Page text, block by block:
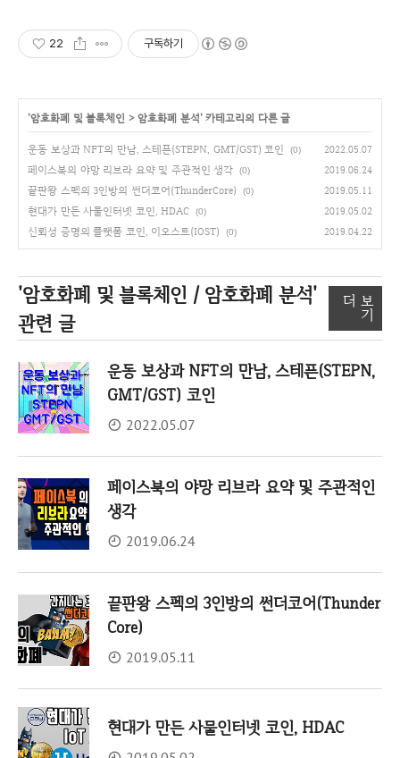
22 구독하기
'암호화폐 및 블록체인 >암호화폐 분석' 카테고리의 다른 글
운동 보상과 NFT의 만남, 스테픈(STEPN, GMT/GST) 코인 (0) 2022.05.07
페이스북의 야망 리브라 요약 및 주관적인 생각 (0) 2019.06.24
끝판왕 스펙의 3인방의 썬더코어(ThunderCore) (0) 2019.05.11
현대가 만든 사물인터넷 코인, HDAC (0) 2019.05.02
신뢰성 증명의 플랫폼 코인, 이오스트(IOST) (0) 2019.04.22
'암호화폐 및 블록체인 / 암호화폐 분석'
관련 글
더 보
기
운동 보상과 NFT의 만남, 스테픈(STEPN,
GMT/GST) 코인
2022.05.07
페이스북의 야망 리브라 요약 및 주관적인
생각
2019.06.24
끝판왕 스펙의 3인방의 썬더코어(Thunder
Core)
2019.05.11
현대가 만든 사물인터넷 코인, HDAC